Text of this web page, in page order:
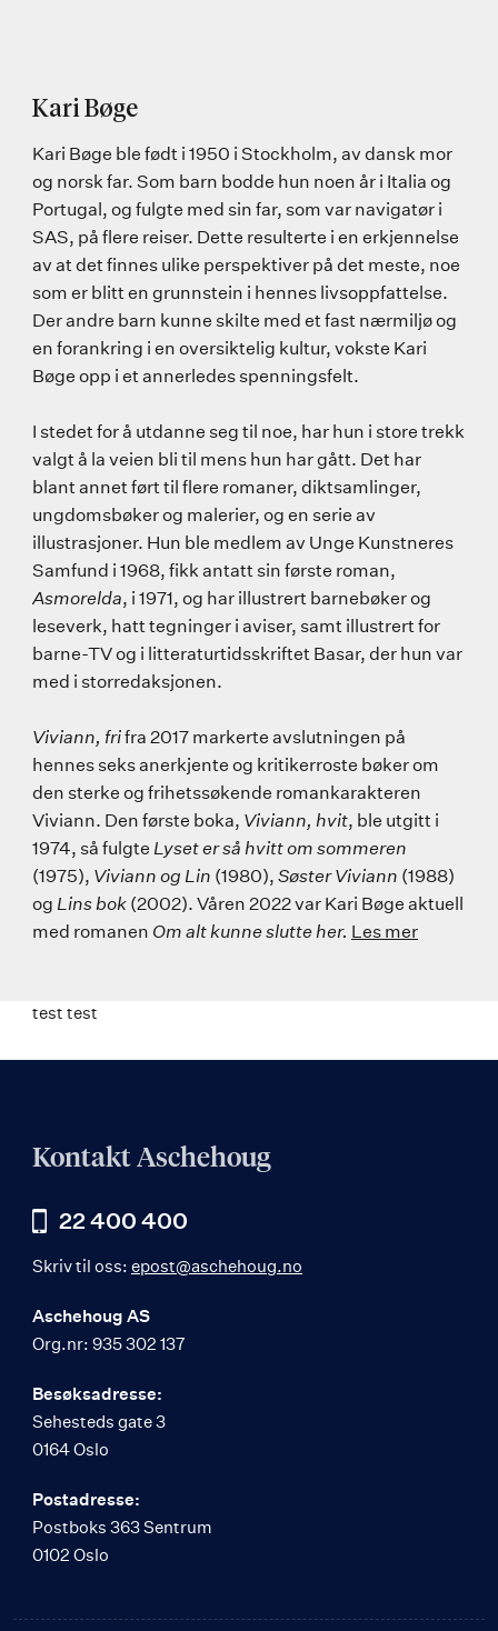
Kari Bøge
Kari Bøge ble født i 1950 i Stockholm, av dansk mor
og norsk far. Som barn bodde hun noen år i Italia og
Portugal, og fulgte med sin far, som var navigatør i
SAS, på flere reiser. Dette resulterte i en erkjennelse
av at det finnes ulike perspektiver på det meste, noe
som er blitt en grunnstein i hennes livsoppfattelse.
Der andre barn kunne skilte med et fast nærmiljø og
en forankring i en oversiktelig kultur, vokste Kari
Bøge opp i et annerledes spenningsfelt.
I stedet for å utdanne seg til noe, har hun i store trekk
valgt å la veien bli til mens hun har gått. Det har
blant annet ført til flere romaner, diktsamlinger,
ungdomsbøker og malerier, og en serie av
illustrasjoner. Hun ble medlem av Unge Kunstneres
Samfund i 1968, fikk antatt sin første roman,
Asmorelda, i 1971, og har illustrert barnebøker og
leseverk, hatt tegninger i aviser, samt illustrert for
barne-TV og i litteraturtidsskriftet Basar, der hun var
med i storredaksjonen.
Viviann, frifra 2017 markerte avslutningen på
hennes seks anerkjente og kritikerroste bøker om
den sterke og frihetssøkende romankarakteren
Viviann. Den første boka, Viviann, hvit, ble utgitt i
1974, så fulgte Lyset er så hvitt om sommeren
(1975), Viviann og Lin (1980), Søster Viviann (1988)
og Lins bok (2002). Våren 2022 var Kari Bøge aktuell
med romanen Om alt kunne slutte her. Les mer
test test
Kontakt Aschehoug
22 400 400
Skriv til oss: epost@aschehoug.no
Aschehoug AS
Org.nr: 935 302 137
Besøksadresse:
Sehesteds gate 3
0164 Oslo
Postadresse:
Postboks 363 Sentrum
0102 Oslo